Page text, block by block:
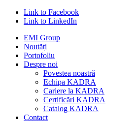
Link to Facebook
Link to LinkedIn
EMI Group
Noutăți
Portofoliu
Despre noi
Povestea noastră
Echipa KADRA
Cariere la KADRA
Certificări KADRA
Catalog KADRA
Contact